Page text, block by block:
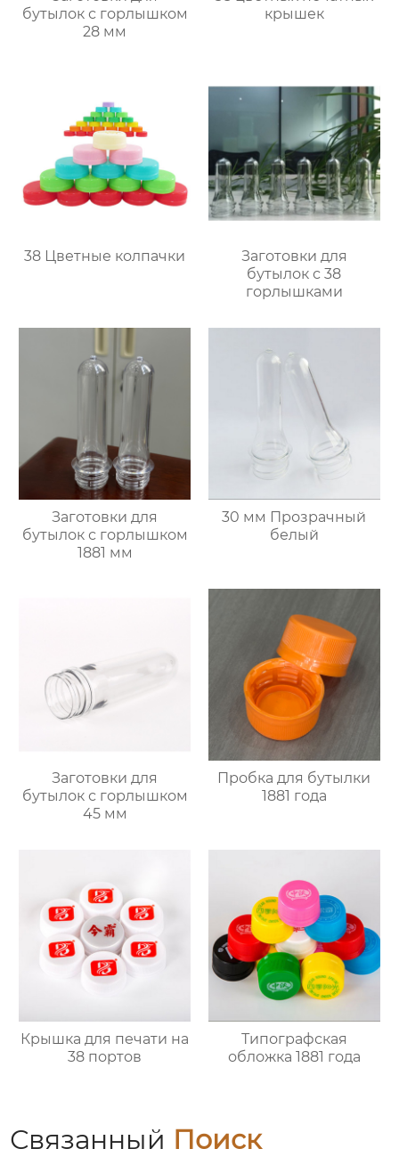
бутылок с горлышком
28 мм
крышек
38 Цветные колпачки
Заготовки для
бутылок с 38
горлышками
Заготовки для
бутылок с горлышком
1881 мм
30 мм Прозрачный
белый
Заготовки для
бутылок с горлышком
45 мм
Пробка для бутылки
1881 года
Крышка для печати на
38 портов
Типографская
обложка 1881 года
Связанный Поиск